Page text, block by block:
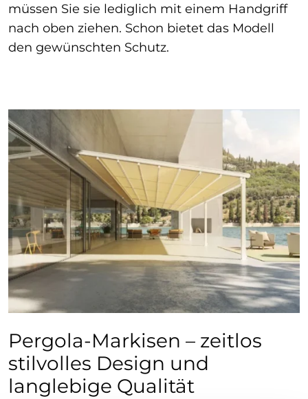
müssen Sie sie lediglich mit einem Handgriff
nach oben ziehen. Schon bietet das Modell
den gewünschten Schutz.
Pergola-Markisen – zeitlos
stilvolles Design und
langlebige Qualität